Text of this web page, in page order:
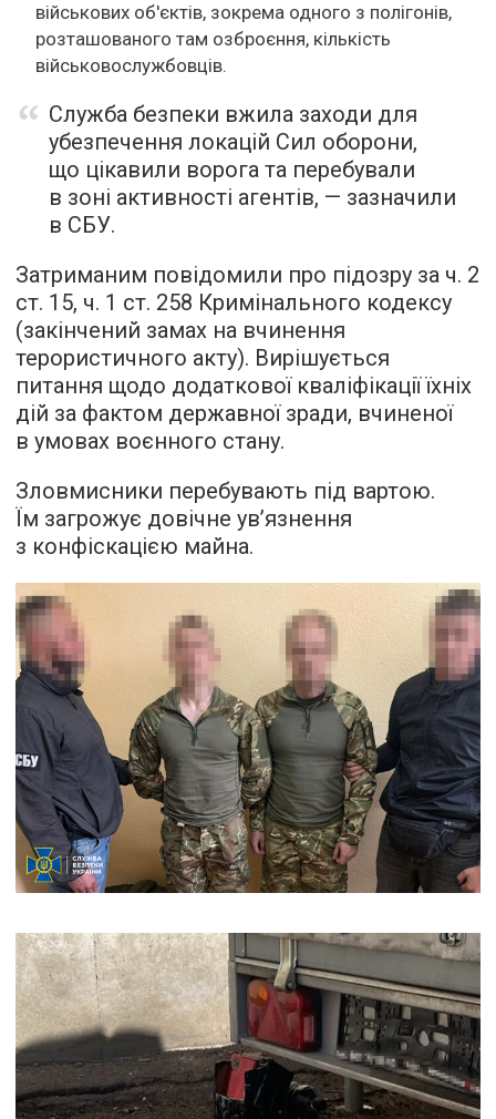
військових об'єктів, зокрема одного з полігонів,
розташованого там озброєння, кількість
військовослужбовців.
Служба безпеки вжила заходи для
убезпечення локацій Сил оборони,
що цікавили ворога та перебували
в зоні активності агентів, — зазначили
в СБУ.
Затриманим повідомили про підозру за ч. 2
ст. 15, ч. 1 ст. 258 Кримінального кодексу
(закінчений замах на вчинення
терористичного акту). Вирішується
питання щодо додаткової кваліфікації їхніх
дій за фактом державної зради, вчиненої
в умовах воєнного стану.
Зловмисники перебувають під вартою.
Їм загрожує довічне ув’язнення
з конфіскацією майна.